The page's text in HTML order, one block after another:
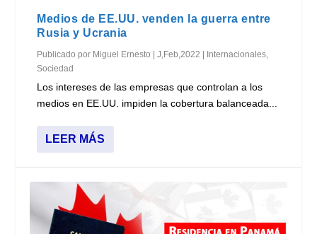
Medios de EE.UU. venden la guerra entre
Rusia y Ucrania
Publicado por Miguel Ernesto |J,Feb,2022 | Internacionales
Sociedad
Los intereses de las empresas que controlan a los
medios en EE.UU. impiden la cobertura balanceada...
LEER MÁS